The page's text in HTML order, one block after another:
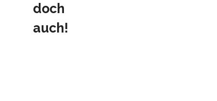
doch
auch!